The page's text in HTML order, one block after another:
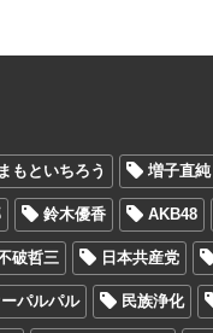
もといちろう 増子直純
鈴木優香 AKB48
破哲三 日本共産党
パルパル 民族浄化